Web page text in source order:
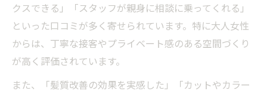
クスできる」「スタッフが親身に相談に乗ってくれる」
といった口コミが多く寄せられています。特に大人女性
からは、丁寧な接客やプライベート感のある空間づくり
が高く評価されています。
また、「髪質改善の効果を実感した」「カットやカラー